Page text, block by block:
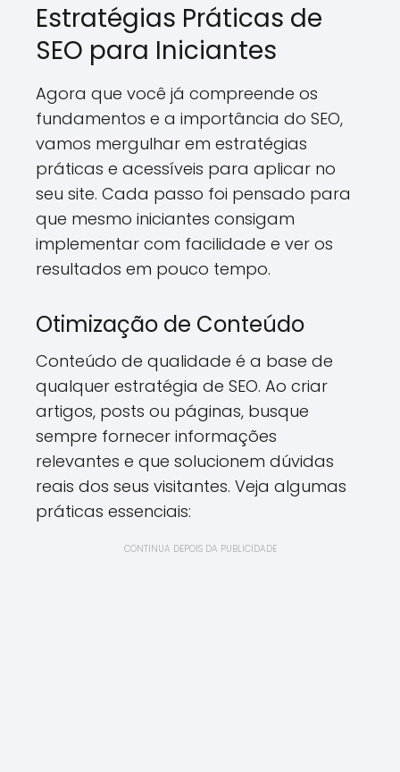
Estratégias Práticas de
SEO para Iniciantes
Agora que você já compreende os
fundamentos e a importância do SEO,
vamos mergulhar em estratégias
práticas e acessíveis para aplicar no
seu site. Cada passo foi pensado para
que mesmo iniciantes consigam
implementar com facilidade e ver os
resultados em pouco tempo.
Otimização de Conteúdo
Conteúdo de qualidade é a base de
qualquer estratégia de SEO. Ao criar
artigos, posts ou páginas, busque
sempre fornecer informações
relevantes e que solucionem dúvidas
reais dos seus visitantes. Veja algumas
práticas essenciais:
CONTINUA DEPOIS DA PUBLICIDADE